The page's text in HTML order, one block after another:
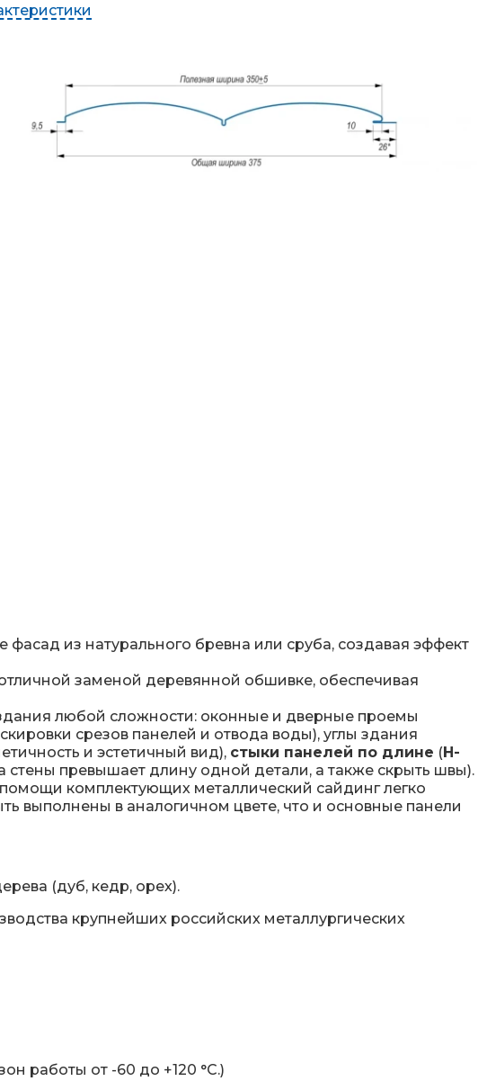
из натурального бревна или сруба, создавая эффект
заменой деревянной обшивке, обеспечивая
любой сложности: оконные и дверные проемы
срезов панелей и отвода воды), углы здания
и эстетичный вид), стыки панелей по длине (Н-
стены превышает длину одной детали, а также скрыть швы).
комплектующих металлический сайдинг легко
выполнены в аналогичном цвете, что и основные панели
(дуб, кедр, орех).
крупнейших российских металлургических
работы от -60 до +120 °C.)